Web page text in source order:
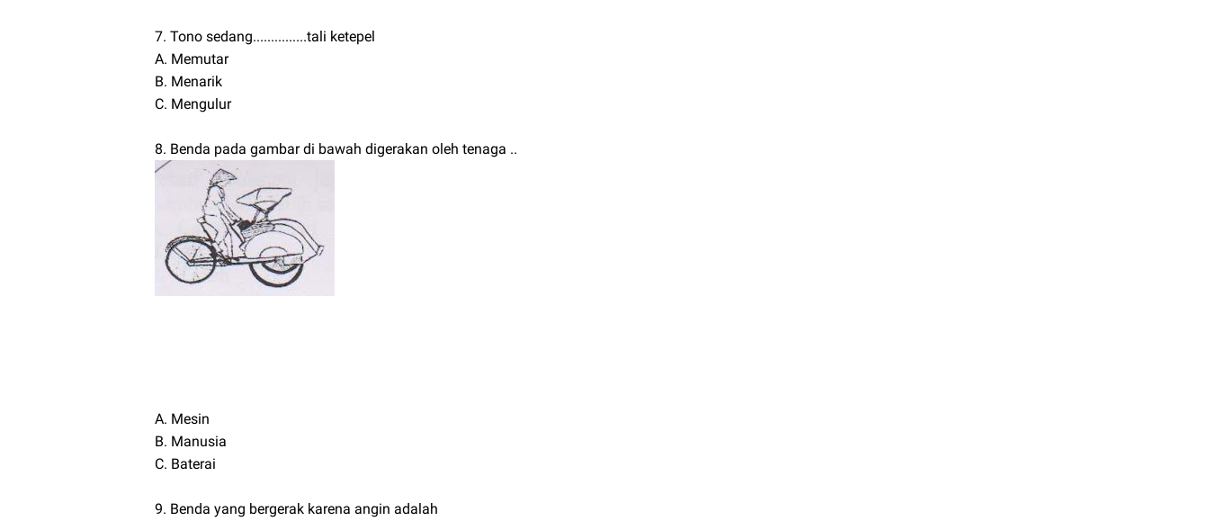
7. Tono sedang...............tali ketepel
A. Memutar
B. Menarik
C. Mengulur
8. Benda pada gambar di bawah digerakan oleh tenaga ..
A. Mesin
B. Manusia
C. Baterai
9. Benda yang bergerak karena angin adalah